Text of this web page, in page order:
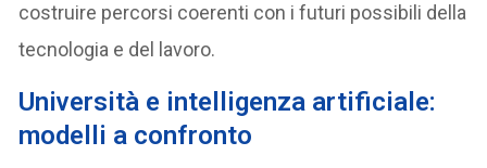
costruire percorsi coerenti con i futuri possibili della
tecnologia e del lavoro.
Università e intelligenza artificiale:
modelli a confronto